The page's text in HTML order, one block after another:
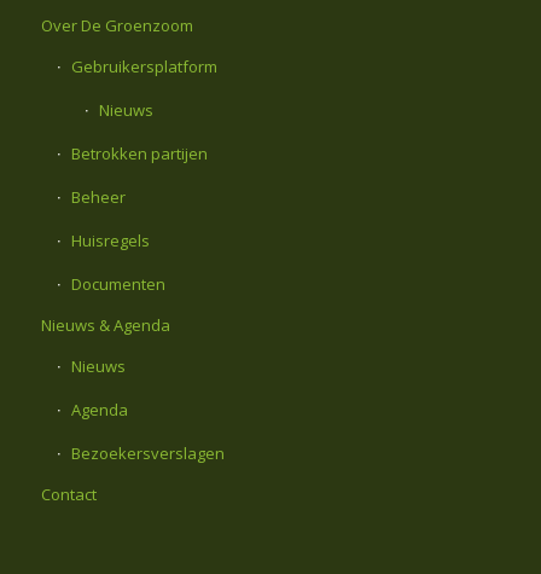
Over De Groenzoom
Gebruikersplatform
Nieuws
Betrokken partijen
Beheer
Huisregels
Documenten
Nieuws & Agenda
Nieuws
Agenda
Bezoekersverslagen
Contact